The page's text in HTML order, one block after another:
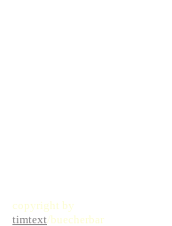
copyright by
timtext/buecherbar